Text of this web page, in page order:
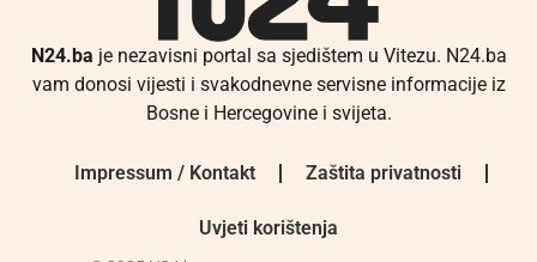
N24.ba je nezavisni portal sa sjedištem u Vitezu. N24.ba
vam donosi vijesti i svakodnevne servisne informacije iz
Bosne i Hercegovine i svijeta.
Impressum / Kontakt Zaštita privatnosti
Uvjeti korištenja